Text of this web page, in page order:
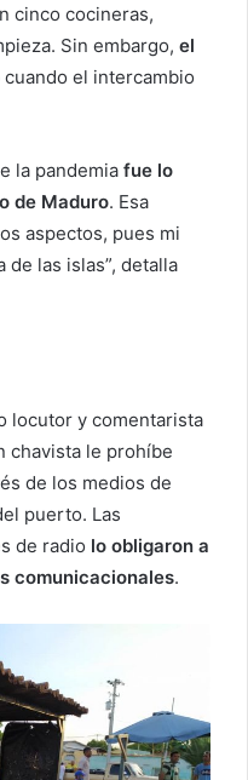
cinco cocineras,
Sin embargo, el
cuando el intercambio
la pandemia fue lo
de Maduro. Esa
aspectos, pues mi
las islas”, detalla
locutor y comentarista
chavista le prohíbe
de los medios de
puerto. Las
de radio lo obligaron a
comunicacionales.